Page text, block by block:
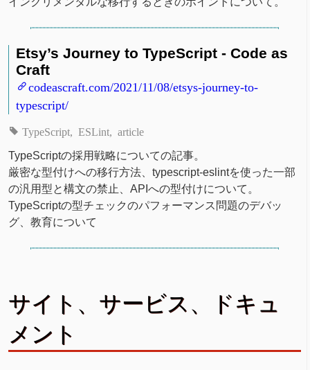
Etsy’s Journey to TypeScript - Code as
Craft
codeascraft.com/2021/11/08/etsys-journey-to-
typescript/
TypeScript ESLint article
TypeScriptの採用戦略についての記事。
厳密な型付けへの移行方法、typescript-eslintを使った一部
の汎用型と構文の禁止、APIへの型付けについて。
TypeScriptの型チェックのパフォーマンス問題のデバッ
グ、教育について
サイト、サービス、ドキュ
メント